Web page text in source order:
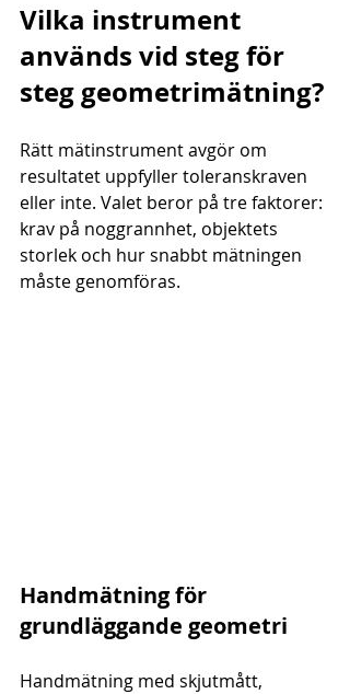
Vilka instrument
används vid steg för
steg geometrimätning?
Rätt mätinstrument avgör om
resultatet uppfyller toleranskraven
eller inte. Valet beror på tre faktorer:
krav på noggrannhet, objektets
storlek och hur snabbt mätningen
måste genomföras.
Handmätning för
grundläggande geometri
Handmätning med skjutmått,